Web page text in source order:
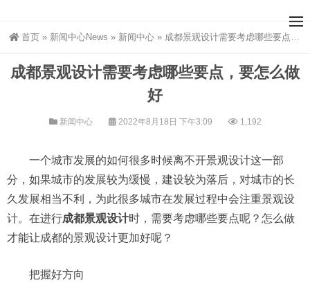
首页 » 新闻中心News » 新闻中心 » 成都景观设计需要考虑哪些要点，要怎么做好
成都景观设计需要考虑哪些要点，要怎么做
好
新闻中心 2022年8月18日 下午3:09 1,192
一个城市发展的如何很多时候离不开景观设计这一部
分，如果城市的发展较为缓慢，建设较为落后，对城市的长
久发展相当不利，为此很多城市在发展过程中会注重景观设
计。在进行成都景观设计时，需要考虑哪些要点呢？怎么做
才能让成都的景观设计更加好呢？
把握好方向